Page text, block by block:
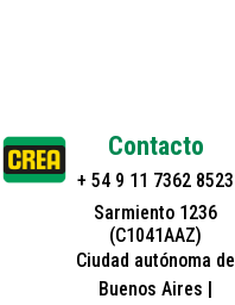
Contacto
+ 54 9 11 7362 8523
Sarmiento 1236
(C1041AAZ)
Ciudad autónoma de
Buenos Aires |